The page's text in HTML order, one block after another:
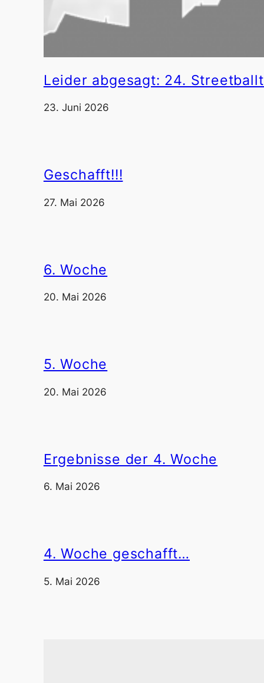
Leider abgesagt: 24.
23. Juni 2026
Geschafft!!!
27. Mai 2026
6. Woche
20. Mai 2026
5. Woche
20. Mai 2026
Ergebnisse der 4. Woche
6. Mai 2026
4. Woche geschafft…
5. Mai 2026